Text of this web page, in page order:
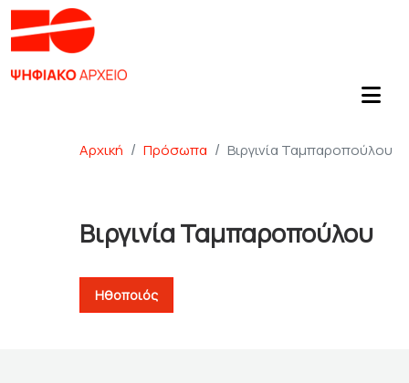
Αρχική Πρόσωπα Βιργινία Ταμπαροπούλου
Βιργινία Ταμπαροπούλου
Ηθοποιός